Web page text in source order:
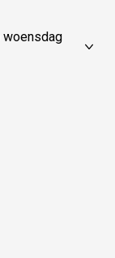
10:00 - 17:30
10:00 - 17:30